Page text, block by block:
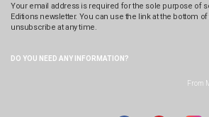
Your email address is required for the sole purpose of
Editions newsletter. You can use the link at the bottom
unsubscribe at any time.
DO YOU NEED ANY INFORMATION?
From